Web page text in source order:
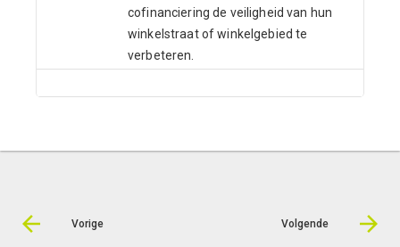
cofinanciering de veiligheid van hun
winkelstraat of winkelgebied te
verbeteren.
Vorige Volgende